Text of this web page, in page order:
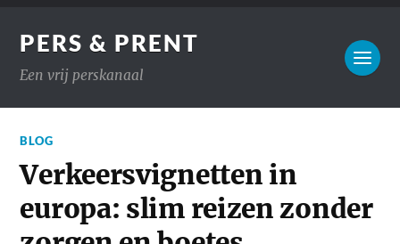
PERS & PRENT
Een vrij perskanaal
BLOG
Verkeersvignetten in
europa: slim reizen zonder